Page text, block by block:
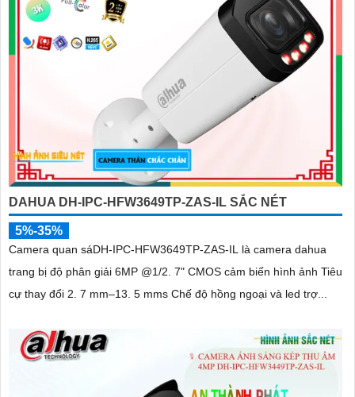
DAHUA DH-IPC-HFW3649TP-ZAS-IL SẮC NÉT
5%-35%
Camera quan sáDH-IPC-HFW3649TP-ZAS-IL là camera dahua
trang bị độ phân giải 6MP @1/2. 7" CMOS cảm biến hình ảnh Tiêu
cự thay đổi 2. 7 mm–13. 5 mms Chế độ hồng ngoại và led trợ...